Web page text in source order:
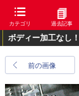
カテゴリ 過去記事
ボディー加工なし
前の画像